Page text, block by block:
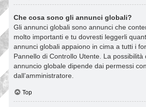
Che cosa sono gli annunci globali?
Gli annunci globali sono annunci che
molto importanti e tu dovresti leggerli
annunci globali appaiono in cima a tutti i
Pannello di Controllo Utente. La possibilità
annuncio globale dipende dai permessi
dall’amministratore.
Top